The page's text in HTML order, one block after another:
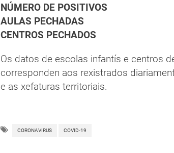
NÚMERO DE POSITIVOS
AULAS PECHADAS
CENTROS PECHADOS
Os datos de escolas infantís e centros
corresponden aos rexistrados
e as xefaturas territoriais.
CORONAVIRUS COVID-19